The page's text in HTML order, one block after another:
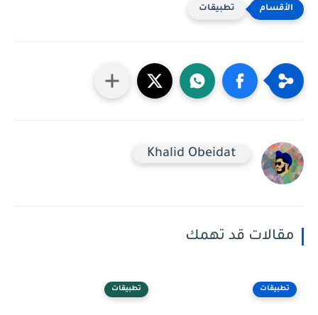
تطبيقات
Khalid Obeidat
مقالات قد تهمك
تطبيقات تطبيقات